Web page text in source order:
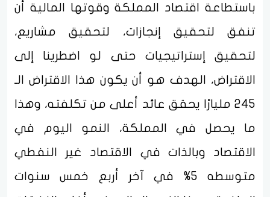
باستطاعة اقتصاد المملكة وقوتها المالية أن
تنفق لتحقيق إنجازات، لتحقيق مشاريع،
لتحقيق إستراتيجيات حتى لو اضطرينا إلى
الاقتراض، الهدف هو أن يكون هذا الاقتراض الـ
245 مليارًا يحقق عائد أعلى من تكلفته، وهذا
ما يحصل في المملكة، النمو اليوم في
الاقتصاد وبالذات في الاقتصاد غير النفطي
متوسطه 5% في آخر أربع خمس سنوات